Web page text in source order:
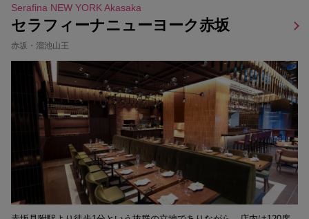
Serafina NEW YORK Akasaka
セラフィーナニューヨーク赤坂
赤坂・溜池山王